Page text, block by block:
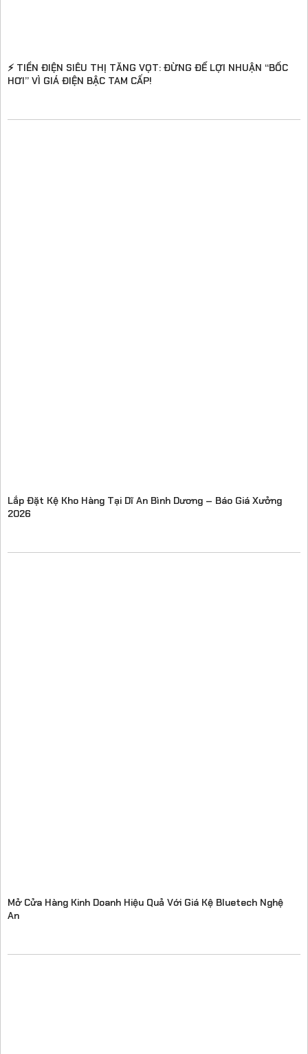
⚡ TIỀN ĐIỆN SIÊU THỊ TĂNG VỌT: ĐỪNG ĐỂ LỢI NHUẬN “BỐC
HƠI” VÌ GIÁ ĐIỆN BẬC TAM CẤP!
Lắp Đặt Kệ Kho Hàng Tại Dĩ An Bình Dương – Báo Giá Xưởng
2026
Mở Cửa Hàng Kinh Doanh Hiệu Quả Với Giá Kệ Bluetech Nghệ
An